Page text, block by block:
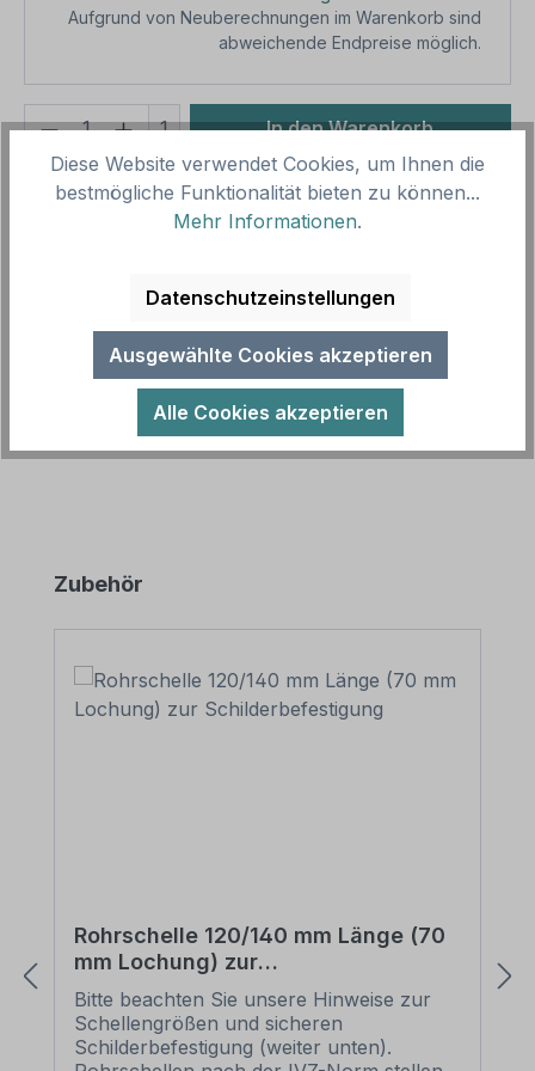
Aufgrund von Neuberechnungen im Warenkorb sind
abweichende Endpreise möglich.
Produkt Anzahl: Gib den gewünschten
1 In den Warenkorb
Produktnummer:SH15834.6
Vorlagenummer: HW-TS-43
Beschreibung
Hinweisschild Bitte klingeln - auch mit
Richtungspfeilen in diversen Größen für Ihre
zielgerichtete Beschilderung. Merkmale…
Produktgalerie überspringen
Zubehör
Rohrschelle 120/140 mm Länge (70
mm Lochung) zur
Schilderbefestigung
Bitte beachten Sie unsere Hinweise zur
Schellengrößen und sicheren
Schilderbefestigung (weiter unten).
Diese Website verwendet Cookies, um Ihnen die
bestmögliche Funktionalität bieten zu können...
Mehr Informationen.
Datenschutzeinstellungen
Ausgewählte Cookies akzeptieren
Alle Cookies akzeptieren